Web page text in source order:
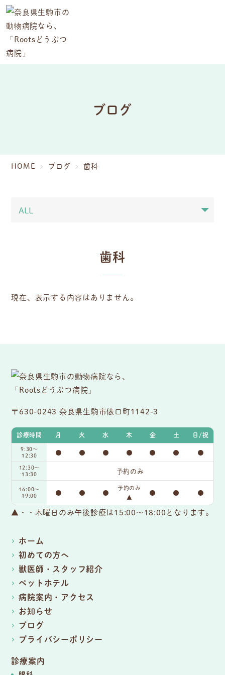
ブログ
HOME ブログ 歯科
歯科
現在、表示する内容はありません。
〒630-0243 奈良県生駒市俵口町1142-3
診療時間 月 火 水 木 金 土 日/祝
9:30〜
12:30
● ● ● ● ● ● ●
12:30～
13:30
予約のみ
16:00〜
19:00
● ● ●
予約のみ
▲
● ● ●
▲・・木曜日のみ午後診療は15:00～18:00となります。
ホーム
初めての方へ
獣医師・スタッフ紹介
ペットホテル
病院案内・アクセス
お知らせ
ブログ
プライバシーポリシー
診療案内